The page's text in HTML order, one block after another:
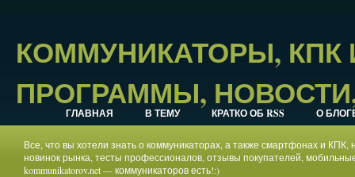
КОММУНИКАТОРЫ,
ПРОГРАММЫ,
ГЛАВНАЯ В ТЕМУ КРАТКО ОБ RSS О
Все, что вы хотели знать о коммуникаторах, а также смартфонах и
новинок рынка, тесты профессионалов, отзывы покупателей,
kommunikatorov.net — коммуникаторов есть!:)